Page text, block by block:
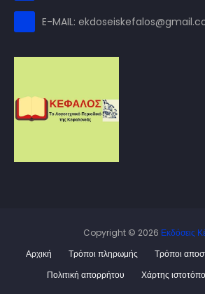
E-MAIL:
Copyright © 2026 Εκδόσεις
Αρχική
Τρόποι πληρωμής Τρόποι
Πολιτική απορρήτου
Χάρτης